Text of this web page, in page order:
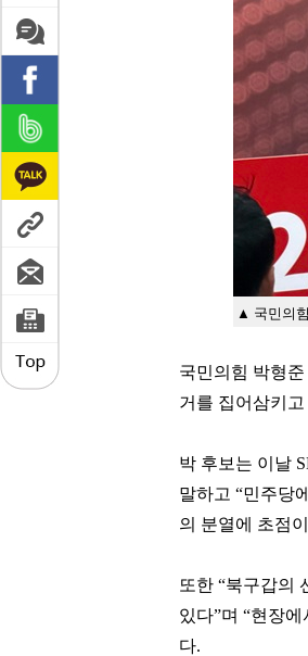
▲ 국민의
국민의힘 박형
거를 집어삼키
박 후보는 이날
말하고 “민주당
의 분열에 초점
또한 “북구갑의
있다”며 “현장
다.